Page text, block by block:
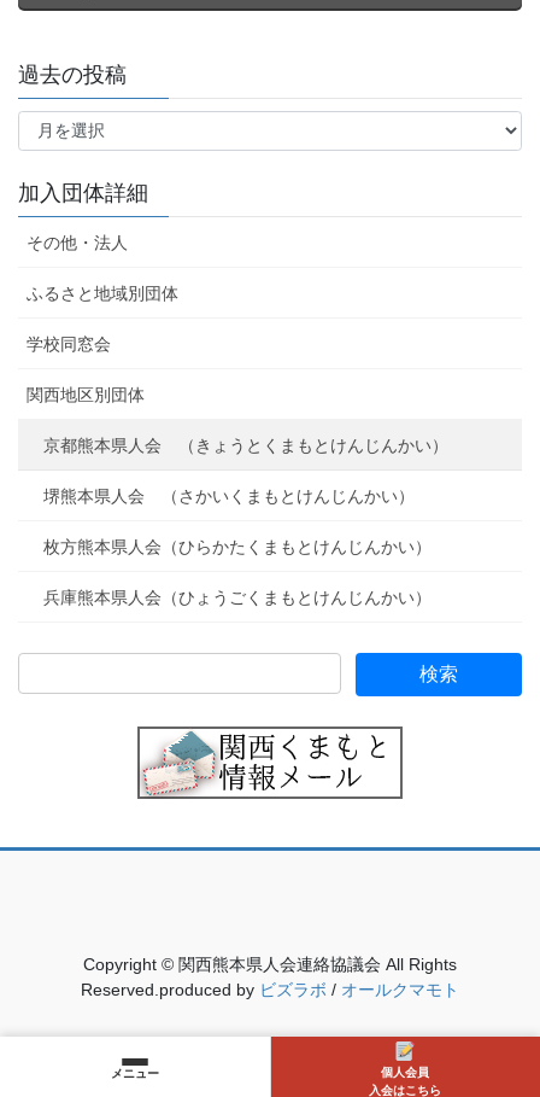
過去の投稿
過
投
加入団体詳細
その他・法人
ふるさと地域別団体
学校同窓会
関西地区別団体
京都熊本県人会 （きょうとくまもとけんじんかい）
堺熊本県人会 （さかいくまもとけんじんかい）
枚方熊本県人会（ひらかたくまもとけんじんかい）
兵庫熊本県人会（ひょうごくまもとけんじんかい）
Copyright © 関西熊本県人会連絡協議会 All Rights
Reserved.produced by ビズラボ / オールクマモト
メニュー
個人会員
入会はこちら